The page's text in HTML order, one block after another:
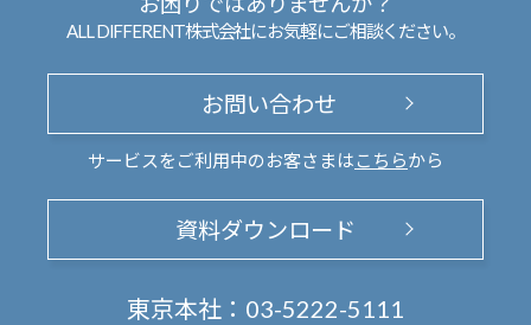
ALL DIFFERENT株式会社にお気軽にご相談ください。
お問い合わせ
サービスをご利用中のお客さまは こちらから
資料ダウンロード
東京本社： 03-5222-5111